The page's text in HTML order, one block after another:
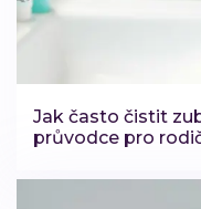
Jak často čistit
průvodce pro